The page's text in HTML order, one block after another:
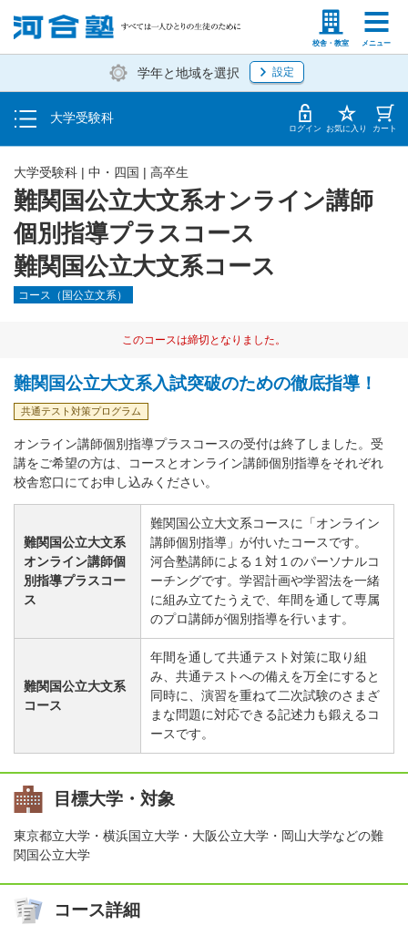
校舎・教室 メニュー
塾生の方 高等学校の先生
学年と地域を選択 設定
大学受験科
入塾説明会・個別相談
学費・入塾手続き方法
入塾から授業開始までのスケジュール ログイン お気に入り カート
難関国公立大文系オンライン講師
個別指導プラスコース
難関国公立大文系コース
大学受験科 | 中・四国 | 高卒生
コース（国公立文系）
このコースは締切となりました。
難関国公立大文系入試突破のための徹底指導！
共通テスト対策プログラム
オンライン講師個別指導プラスコースの受付は終了しました。受
講をご希望の方は、コースとオンライン講師個別指導をそれぞれ
校舎窓口にてお申し込みください。
難関国公立大文系
オンライン講師個
別指導プラスコー
ス
難関国公立大文系コースに「オンライン
講師個別指導」が付いたコースです。
河合塾講師による１対１のパーソナルコ
ーチングです。学習計画や学習法を一緒
に組み立てたうえで、年間を通して専属
のプロ講師が個別指導を行います。
難関国公立大文系
コース
年間を通して共通テスト対策に取り組
み、共通テストへの備えを万全にすると
同時に、演習を重ねて二次試験のさまざ
まな問題に対応できる記述力も鍛えるコ
ースです。
目標大学・対象
東京都立大学・横浜国立大学・大阪公立大学・岡山大学などの難
関国公立大学
コース詳細